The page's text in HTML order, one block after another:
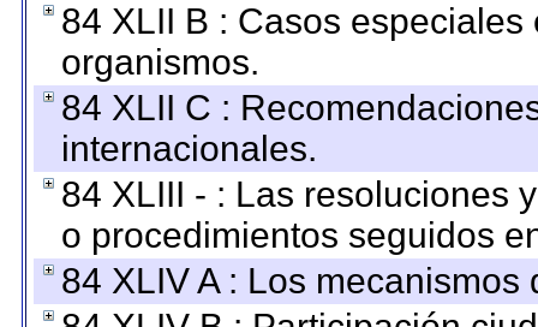
84 XLII B : Casos
organismos.
84 XLII C :
internacionales.
84 XLIII - : Las resoluciones
o procedimientos seguidos
84 XLIV A : Los